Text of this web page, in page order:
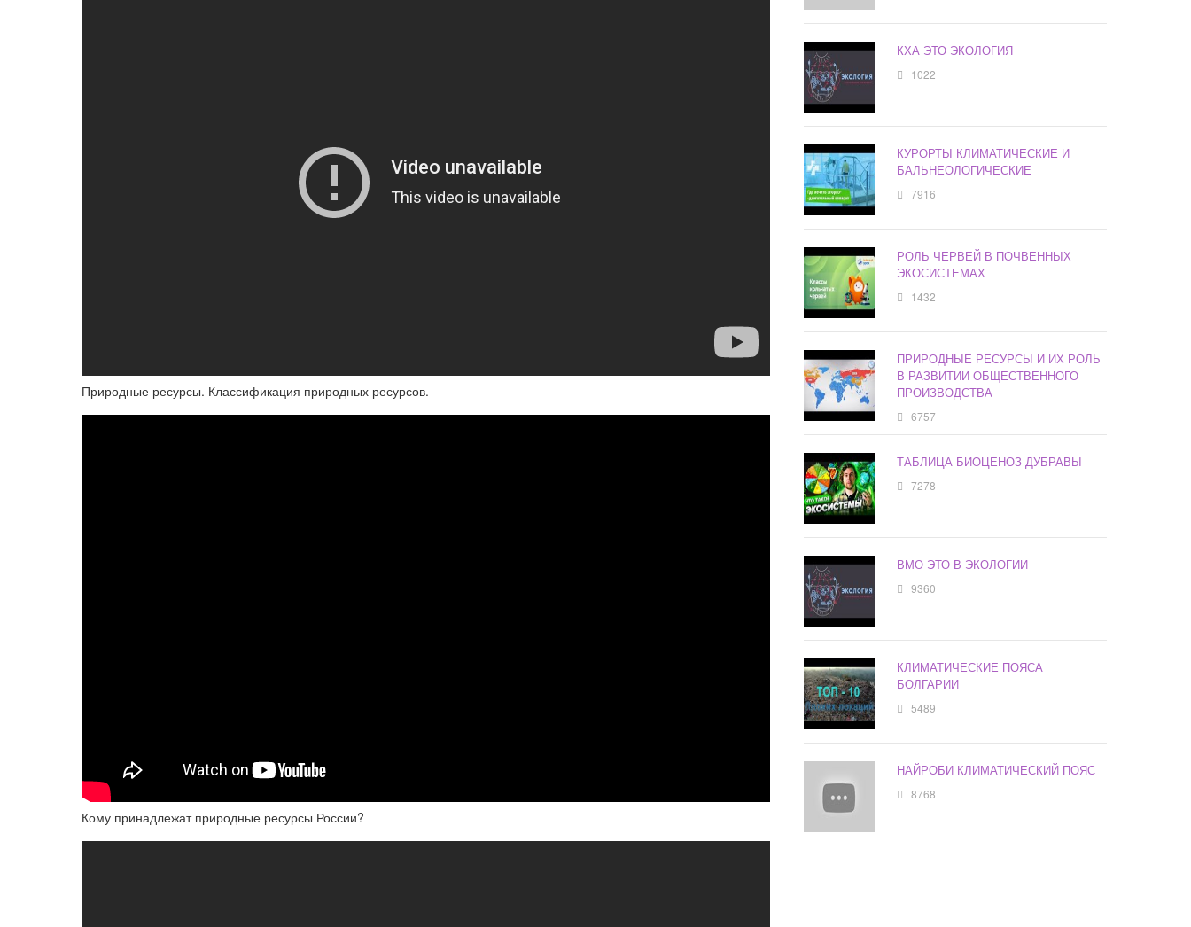
Природные ресурсы. Классификация природных ресурсов.
Кому принадлежат природные ресурсы России?
КХА ЭТО ЭКОЛОГИЯ
1022
КУРОРТЫ КЛИМАТИЧЕСКИЕ И
БАЛЬНЕОЛОГИЧЕСКИЕ
7916
РОЛЬ ЧЕРВЕЙ В ПОЧВЕННЫХ
ЭКОСИСТЕМАХ
1432
ПРИРОДНЫЕ РЕСУРСЫ И ИХ РОЛЬ
В РАЗВИТИИ ОБЩЕСТВЕННОГО
ПРОИЗВОДСТВА
6757
ТАБЛИЦА БИОЦЕНОЗ ДУБРАВЫ
7278
ВМО ЭТО В ЭКОЛОГИИ
9360
КЛИМАТИЧЕСКИЕ ПОЯСА
БОЛГАРИИ
5489
НАЙРОБИ КЛИМАТИЧЕСКИЙ ПОЯС
8768